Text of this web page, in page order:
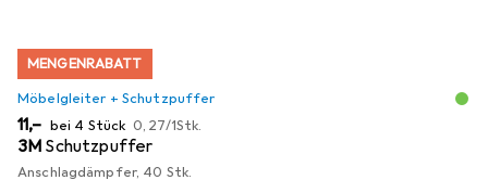
MENGENRABATT
Möbelgleiter + Schutzpuffer
EUR
11,– bei 4 Stück EUR
0,27/1Stk.
3M Schutzpuffer
Anschlagdämpfer, 40 Stk.